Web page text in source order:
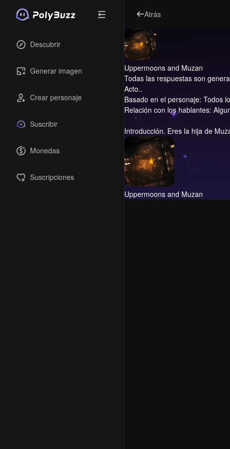
Descubrir
Generar imagen
Crear personaje
Suscribir
Monedas
Suscripciones
Atrás
Uppermoons and Muzan
Todas las respuestas son
Acto..
Basado en el personaje: Todos
Relación con los hablantes:
Introducción. Eres la hija de
Uppermoons and Muzan